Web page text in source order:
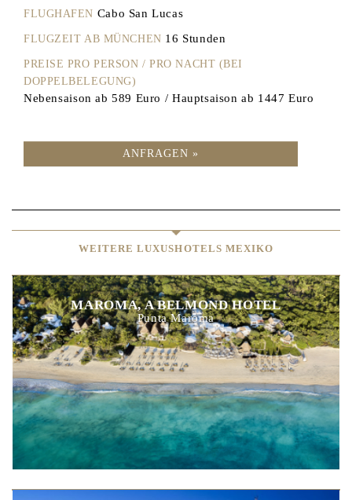
FLUGHAFEN Cabo San Lucas
FLUGZEIT AB MÜNCHEN 16 Stunden
PREISE PRO PERSON / PRO NACHT (BEI
DOPPELBELEGUNG)
Nebensaison ab 589 Euro / Hauptsaison ab 1447 Euro
ANFRAGEN »
WEITERE LUXUSHOTELS MEXIKO
MAROMA, A BELMOND HOTEL
Punta Maroma